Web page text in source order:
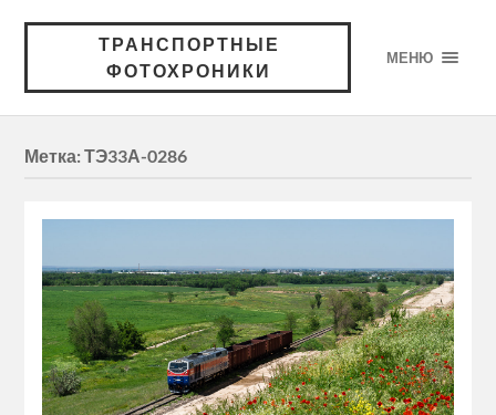
ТРАНСПОРТНЫЕ
ФОТОХРОНИКИ
МЕНЮ
Метка:ТЭ33А-0286